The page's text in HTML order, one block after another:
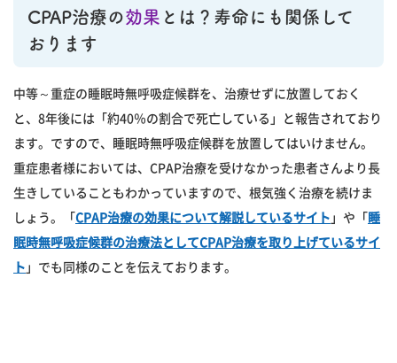
CPAP治療の効果 とは？寿命にも関係して
おります
中等～重症の睡眠時無呼吸症候群を、治療せずに放置しておく
と、8年後には「約40％の割合で死亡している」と報告されており
ます。ですので、睡眠時無呼吸症候群を放置してはいけません。
重症患者様においては、CPAP治療を受けなかった患者さんより長
生きしていることもわかっていますので、根気強く治療を続けま
しょう。「 CPAP治療の効果について解説しているサイト 」や「 睡
眠時無呼吸症候群の治療法としてCPAP治療を取り上げているサイ
ト 」でも同様のことを伝えております。